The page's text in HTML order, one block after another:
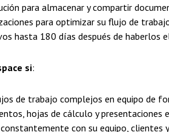
para almacenar y compartir
para optimizar su flujo de
hasta 180 días después de haberlos
si:
de trabajo complejos en equipo de
hojas de cálculo y presentaciones
constantemente con su equipo,